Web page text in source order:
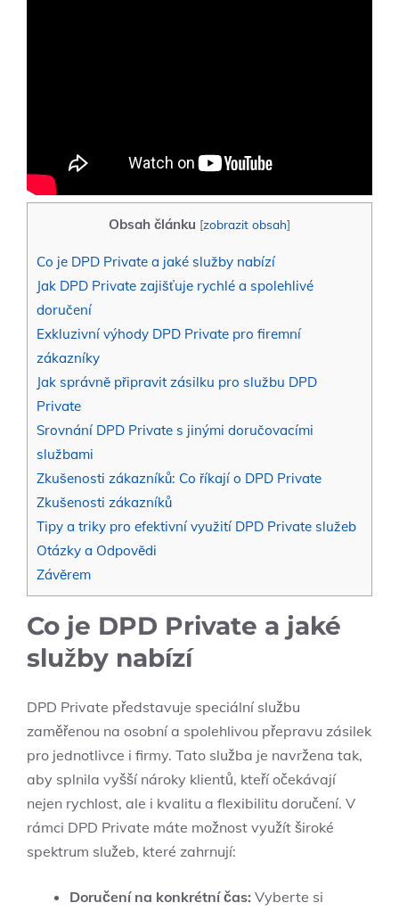
Obsah článku [zobrazit obsah]
Co je DPD Private a jaké služby nabízí
Jak DPD Private zajišťuje rychlé a spolehlivé
doručení
Exkluzivní výhody DPD Private pro firemní
zákazníky
Jak správně připravit zásilku pro službu DPD
Private
Srovnání DPD Private s jinými doručovacími
službami
Zkušenosti zákazníků: Co říkají o DPD Private
Zkušenosti zákazníků
Tipy a triky pro efektivní využití DPD Private služeb
Otázky a Odpovědi
Závěrem
Co je DPD Private a jaké
služby nabízí
DPD Private představuje speciální službu
zaměřenou na osobní a spolehlivou přepravu zásilek
pro jednotlivce i firmy. Tato služba je navržena tak,
aby splnila vyšší nároky klientů, kteří očekávají
nejen rychlost, ale i kvalitu a flexibilitu doručení. V
rámci DPD Private máte možnost využít široké
spektrum služeb, které zahrnují:
Doručení na konkrétní čas: Vyberte si